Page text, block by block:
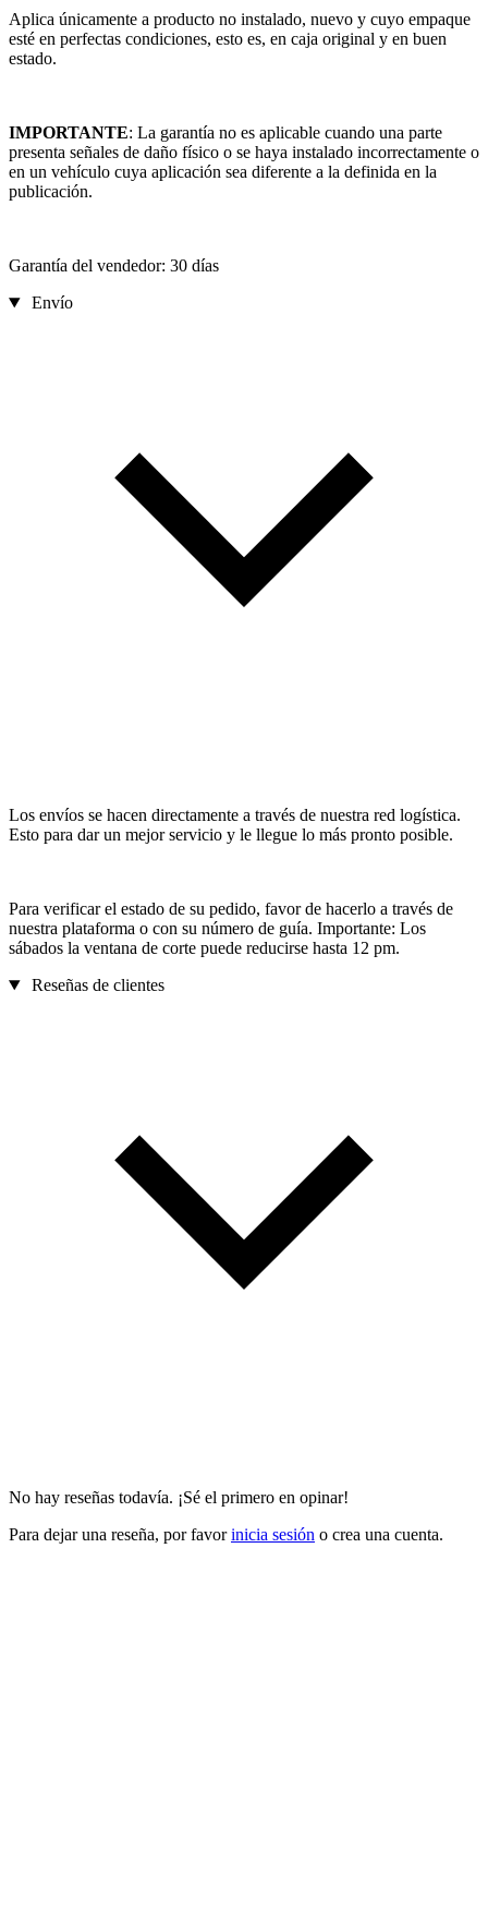
Aplica únicamente a producto no instalado, nuevo y cuyo empaque
esté en perfectas condiciones, esto es, en caja original y en buen
estado.
IMPORTANTE: La garantía no es aplicable cuando una parte
presenta señales de daño físico o se haya instalado incorrectamente o
en un vehículo cuya aplicación sea diferente a la definida en la
publicación.
Garantía del vendedor: 30 días
Envío
Los envíos se hacen directamente a través de nuestra red logística.
Esto para dar un mejor servicio y le llegue lo más pronto posible.
Para verificar el estado de su pedido, favor de hacerlo a través de
nuestra plataforma o con su número de guía. Importante: Los
sábados la ventana de corte puede reducirse hasta 12 pm.
Reseñas de clientes
No hay reseñas todavía. ¡Sé el primero en opinar!
Para dejar una reseña, por favorinicia sesión o crea una cuenta.